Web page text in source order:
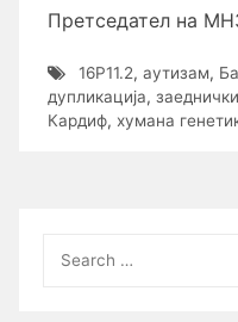
Претседател на
16P11.2, аутизам,
дупликација,
Кардиф, хумана
for: